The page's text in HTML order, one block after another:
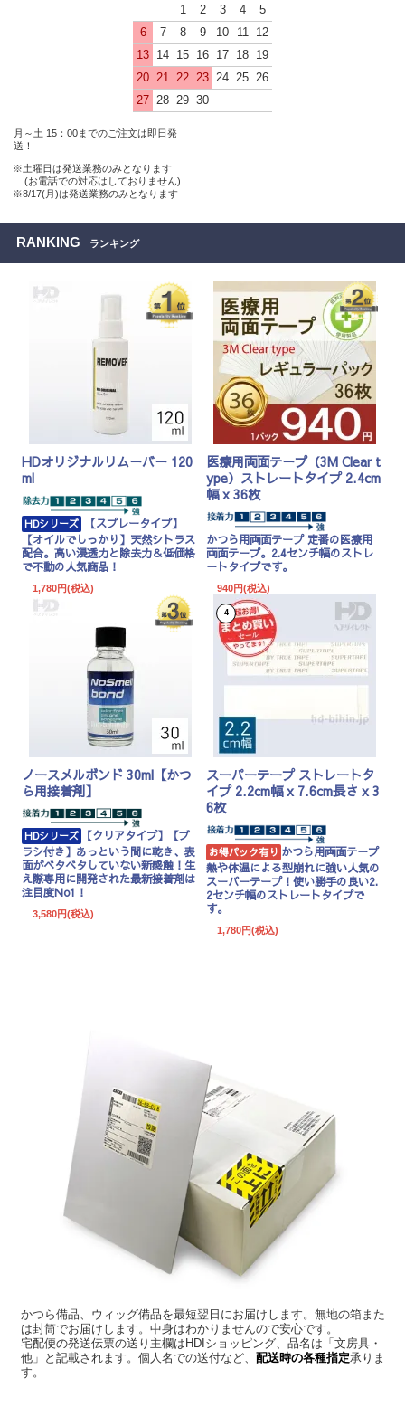
1
2 3 4
5
6
7 8 9 10 11
12
13 14 15 16 17 18 19
20 21 22 23 24 25 26
27 28 29 30
月～土 15：00までのご注文は即日発
送！
※土曜日は発送業務のみとなります
(お電話での対応はしておりません)
※8/17(月)は発送業務のみとなります
RANKING ランキング
HDオリジナルリムーバー 120
ml
HDシリーズ
【スプレータイプ】
【オイルでしっかり】天然シトラス
配合。高い浸透力と除去力＆低価格
で不動の人気商品！
1,780円(税込)
医療用両面テープ（3M Clear t
ype）ストレートタイプ 2.4cm
幅 x 36枚
かつら用両面テープ 定番の医療用
両面テープ。2.4センチ幅のストレ
ートタイプです。
940円(税込)
ノースメルボンド 30ml【かつ
ら用接着剤】
HDシリーズ
【クリアタイプ】【ブ
ラシ付き】あっという間に乾き、表
面がベタベタしていない新感触！生
え際専用に開発された最新接着剤は
注目度No1！
3,580円(税込)
4
スーパーテープ ストレートタ
イプ 2.2cm幅 x 7.6cm長さ x 3
6枚
お得パック有り かつら用両面テープ
熱や体温による型崩れに強い人気の
スーパーテープ！使い勝手の良い2.
2センチ幅のストレートタイプで
す。
1,780円(税込)
かつら備品、ウィッグ備品を最短翌日にお届けします。無地の箱また
は封筒でお届けします。中身はわかりませんので安心です。
宅配便の発送伝票の送り主欄はHDIショッピング、品名は「文房具・
他」と記載されます。個人名での送付など、 配送時の各種指定承りま
す。